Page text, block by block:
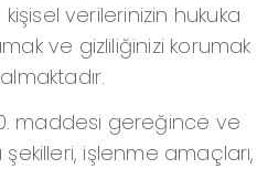
kişisel verilerinizin hukuka
ve gizliliğinizi korumak
maddesi gereğince ve
işlenme amaçları,